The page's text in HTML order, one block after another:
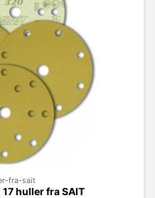
fra-sait
huller fra SAIT